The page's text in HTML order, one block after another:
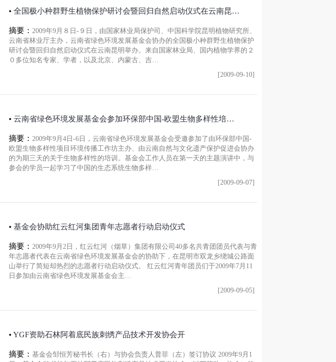
• 全国极小种群野生植物保护研讨会暨回归自然启动仪式在云南昆…
摘要： 2009年9月８日-９日，由国家林业局保护司、中国科学院昆明植物研究所、
云南省林业厅主办，云南省绿色环境发展基金会协办的全国极小种群野生植物保护
研讨会暨回归自然启动仪式在云南昆明举办。来自国家林业局、国内植物学界的２
０多位知名专家、学者，以及北京、内蒙古、吉…
[2009-09-10]
• 云南省绿色环境发展基金会参加环保部中国-欧盟生物多样性培…
摘要： 2009年9月4日-6日，云南省绿色环境发展基金会受邀参加了由环保部中国-
欧盟生物多样性项目环境传播工作坊主办、由云南自然与文化遗产保护促进会协办
的为期三天的关于生物多样性的培训。基金会工作人员在第一天的主题演讲中，与
参会的学员一起学习了中国的生态系统生物多样…
[2009-09-07]
• 基金会协助红云红河集团青年志愿者行动启动仪式
摘要： 2009年9月2日，红云红河（烟草）集团有限公司40多名共青团团员代表与青
年志愿者代表在云南省绿色环境发展基金会的协助下，在昆明市双龙乡绕城公路面
山举行了简短却热烈的志愿者行动启动仪式。 红云红河青年团员们于2009年7月11
日参加由云南省绿色环境发展基金会主…
[2009-09-05]
• YGF资助石林阿着底民族刺绣产品技术开发协会开
摘要： 基金会邹恒芳秘书长（右）与协会负责人普菲（左）签订协议 2009年9月1